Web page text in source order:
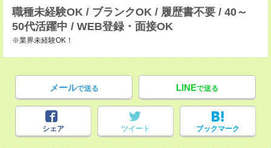
職種未経験OK / ブランクOK / 履歴書不要 / 40～
50代活躍中 / WEB登録・面接OK
※業界未経験OK！
メールで送る LINEで送る
シェア ツイート ブックマーク